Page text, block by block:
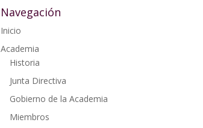
Navegación
Inicio
Academia
Historia
Junta Directiva
Gobierno de la Academia
Miembros